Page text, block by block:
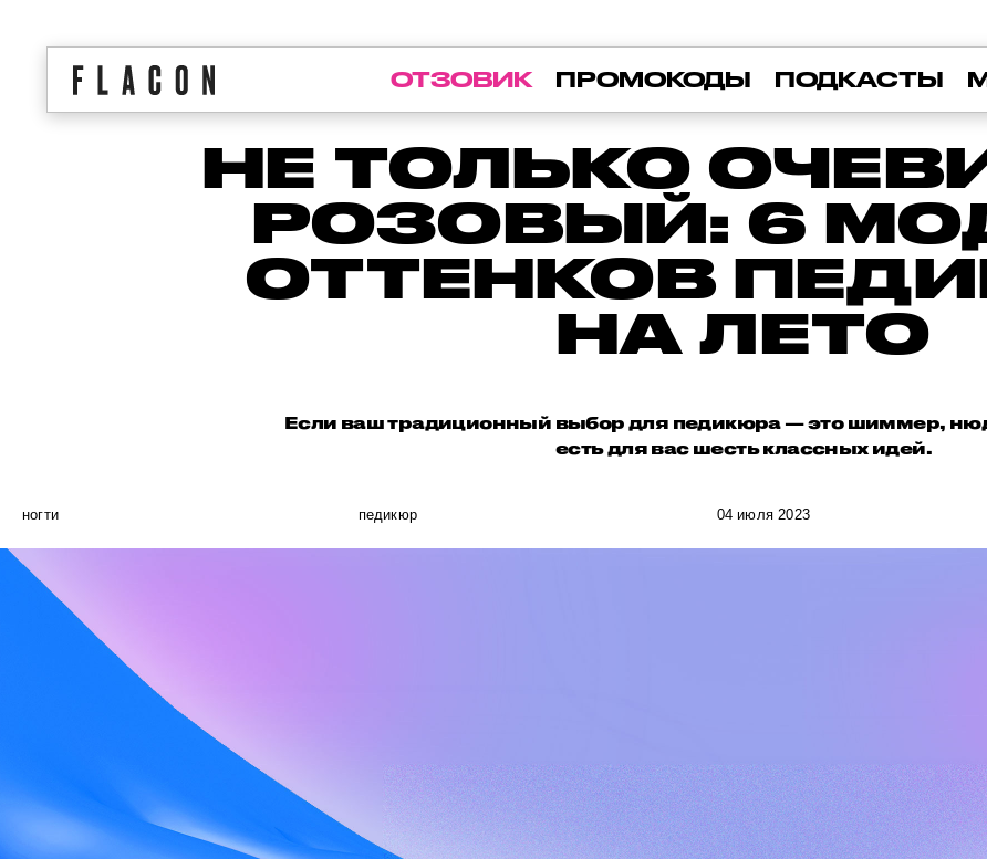
ОТЗОВИК ПРОМОКОДЫ ПОДКАСТЫ
НЕ ТОЛЬКО
РОЗОВЫЙ: 6
ОТТЕНКОВ
НА ЛЕТО
Если ваш традиционный выбор для педикюра — это шиммер,
есть для вас шесть классных идей.
ногти педикюр 04 июля 2023